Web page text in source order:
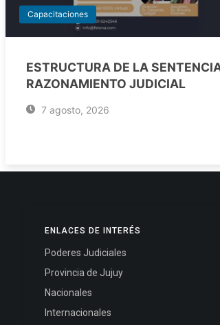
Capacitaciones
ESTRUCTURA DE LA
RAZONAMIENTO JUDICIAL
7 agosto, 2026
ENLACES DE INTERÉS
Poderes Judiciales
Provincia de Jujuy
Nacionales
Internacionales